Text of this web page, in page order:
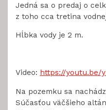
Jedná sa o predaj o
z toho cca tretina
Hĺbka vody je 2 m.
Video: https://youtu.be/
Na pozemku sa
Súčasťou väčšieho